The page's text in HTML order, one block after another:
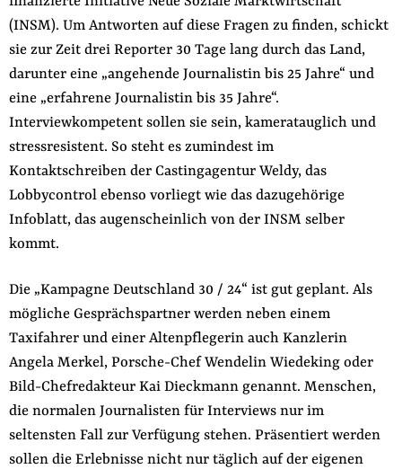
Kontakt
Impressum
Suche
auf
der
Website
Folge Uns
FacebookMastodon
BlueskyInstagram
YoutubeLinkedIn
Feed
(INSM). Um Antworten auf diese Fragen zu finden, schickt
sie zur Zeit drei Reporter 30 Tage lang durch das Land,
darunter eine „angehende Journalistin bis 25 Jahre“ und
eine „erfahrene Journalistin bis 35 Jahre“.
Interviewkompetent sollen sie sein, kameratauglich und
stressresistent. So steht es zumindest im
Kontaktschreiben der Castingagentur Weldy, das
Lobbycontrol ebenso vorliegt wie das dazugehörige
Infoblatt, das augenscheinlich von der INSM selber
kommt.
Die „Kampagne Deutschland 30 / 24“ ist gut geplant. Als
mögliche Gesprächspartner werden neben einem
Taxifahrer und einer Altenpflegerin auch Kanzlerin
Angela Merkel, Porsche-Chef Wendelin Wiedeking oder
Bild-Chefredakteur Kai Dieckmann genannt. Menschen,
die normalen Journalisten für Interviews nur im
seltensten Fall zur Verfügung stehen. Präsentiert werden
sollen die Erlebnisse nicht nur täglich auf der eigenen